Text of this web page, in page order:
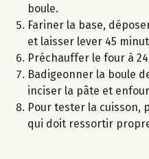
boule.
Fariner la base,
et laisser lever 45
Préchauffer le four à
Badigeonner la boule
inciser la pâte et
Pour tester la cuisson,
qui doit ressortir